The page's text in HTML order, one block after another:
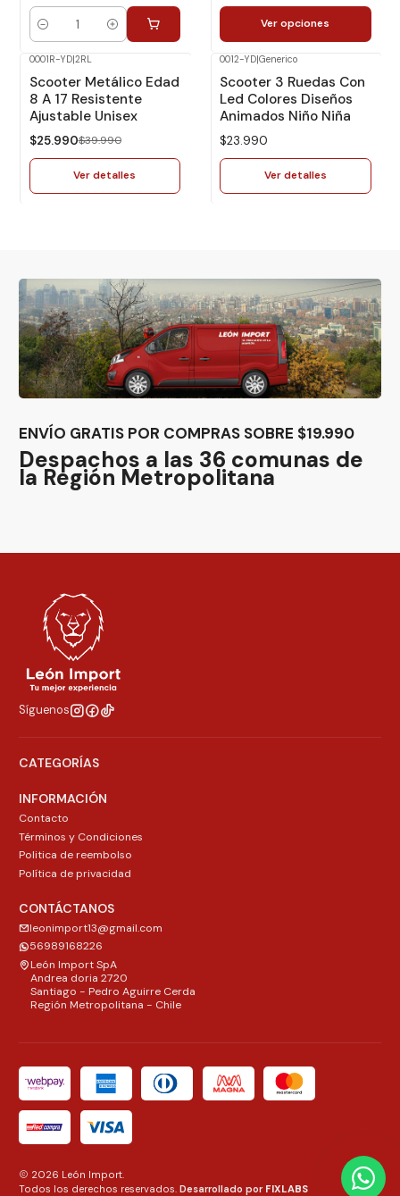
Cantidad
Ver opciones
No disponible
0001R-YD|2RL
Scooter Metálico Edad
8 A 17 Resistente
Ajustable Unisex
$25.990$39.990
Ver detalles
No disponible
0012-YD|Generico
Scooter 3 Ruedas Con
Led Colores Diseños
Animados Niño Niña
$23.990
Ver detalles
ENVÍO GRATIS POR COMPRAS SOBRE $19.990
Despachos a las 36 comunas de
la Región Metropolitana
Síguenos
CATEGORÍAS
INFORMACIÓN
Contacto
Términos y Condiciones
Politica de reembolso
Política de privacidad
CONTÁCTANOS
leonimport13@gmail.com
56989168226
León Import SpA
Andrea doria 2720
Santiago - Pedro Aguirre Cerda
Región Metropolitana - Chile
2026 León Import.
Todos los derechos reservados. Desarrollado por FIXLABS